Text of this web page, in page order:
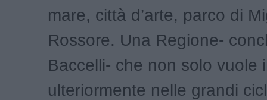
mare, città d’arte, parco di
Rossore. Una Regione-
Baccelli- che non solo vuole
ulteriormente nelle grandi